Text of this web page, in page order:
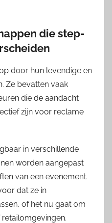
die step-
door hun levendige en
Ze bevatten vaak
die de aandacht
zijn voor reclame
in verschillende
worden aangepast
van een evenement.
dat ze in
of het nu gaat om